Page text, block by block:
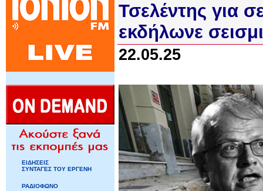
ΕΙΔΗΣΕΙΣ
ΣΥΝΤΑΓΕΣ ΤΟΥ ΕΡΓΕΝΗ
ΡΑΔΙΟΦΩΝΟ
Τσελέντης για
εκδήλωνε
22.05.25